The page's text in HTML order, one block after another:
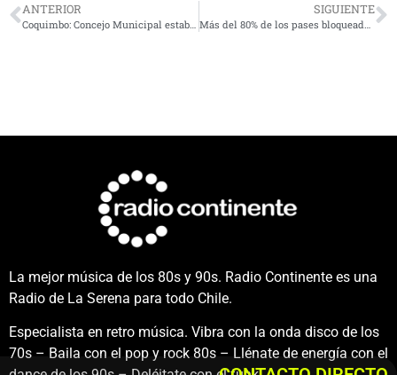
ANTERIOR SIGUIENTE
La mejor música de los 80s y 90s. Radio Continente es una
Radio de La Serena para todo Chile.
Especialista en retro música. Vibra con la onda disco de los
70s – Baila con el pop y rock 80s – Llénate de energía con el